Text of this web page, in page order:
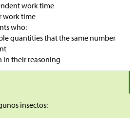
work time
work time
who:
quantities that the same number
in their reasoning
insectos: